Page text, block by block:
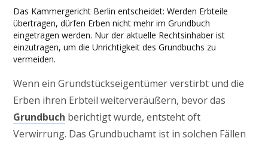
Das Kammergericht Berlin entscheidet: Werden Erbteile
übertragen, dürfen Erben nicht mehr im Grundbuch
eingetragen werden. Nur der aktuelle Rechtsinhaber ist
einzutragen, um die Unrichtigkeit des Grundbuchs zu
vermeiden.
Wenn ein Grundstückseigentümer verstirbt und die
Erben ihren Erbteil weiterveräußern, bevor das
Grundbuch berichtigt wurde, entsteht oft
Verwirrung. Das Grundbuchamt ist in solchen Fällen